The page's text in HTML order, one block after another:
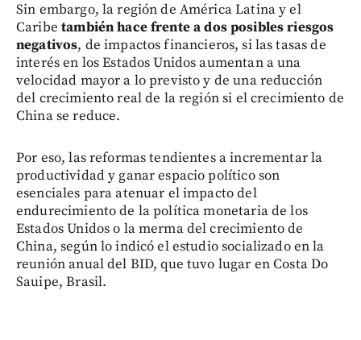
Sin embargo, la región de América Latina y el
Caribetambién hace frente a dos posibles riesgos
negativos, de impactos financieros, si las tasas de
interés en los Estados Unidos aumentan a una
velocidad mayor a lo previsto y de una reducción
del crecimiento real de la región si el crecimiento de
China se reduce.
Por eso, las reformas tendientes a incrementar la
productividad y ganar espacio político son
esenciales para atenuar el impacto del
endurecimiento de la política monetaria de los
Estados Unidos o la merma del crecimiento de
China, según lo indicó el estudio socializado en la
reunión anual del BID, que tuvo lugar en Costa Do
Sauipe, Brasil.